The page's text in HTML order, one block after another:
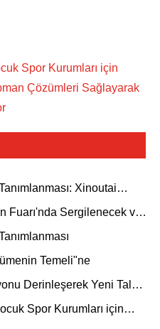
Spor Kurumları için
Çözümleri Sağlayarak
Xinoutai
Mat Serisi Büyük
Fuarı'nda Sergilenecek ve
Küresel Pazara
Temeli"ne
Derinleşerek Yeni Talep
Spor Kurumları için